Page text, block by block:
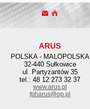
ARUS
POLSKA - MALOPOLSKA
32-440 Sułkowice
ul. Partyzantów 35
tel.: 48 12 273 32 37
www.arus.pl
fpharus@op.pl